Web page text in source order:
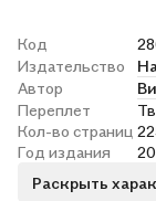
Код
Издательство
Автор
Переплет
Кол-во страниц
Год издания
Раскрыть